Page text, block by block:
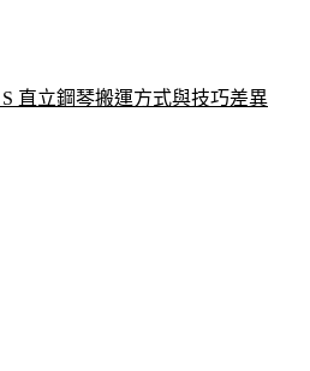
直立鋼琴搬運方式與技巧差異